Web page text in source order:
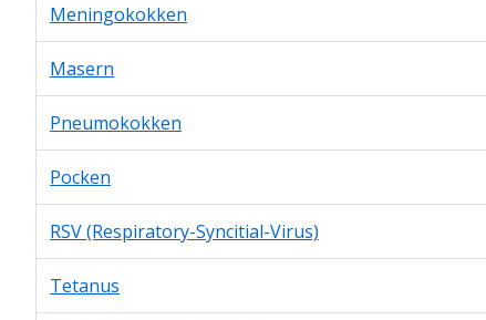
Meningokokken
Masern
Pneumokokken
Pocken
RSV (Respiratory-Syncitial-Virus)
Tetanus